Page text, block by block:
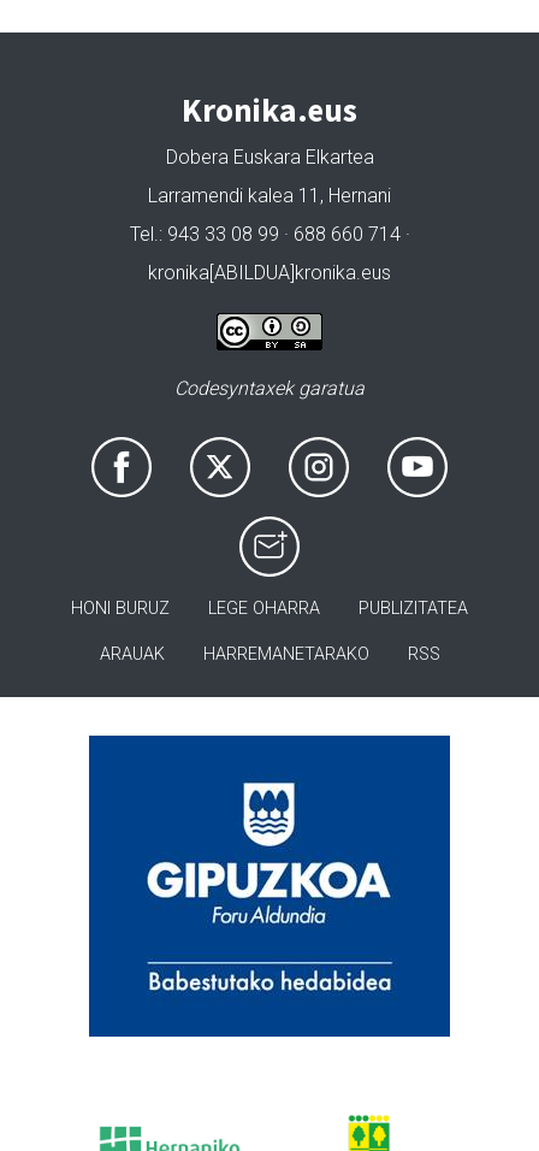
Kronika.eus
Dobera Euskara Elkartea
Larramendi kalea 11, Hernani
Tel.: 943 33 08 99 · 688 660 714 ·
kronika[ABILDUA]kronika.eus
Codesyntaxek garatua
HONI BURUZ LEGE OHARRA PUBLIZITATEA
ARAUAK HARREMANETARAKO RSS